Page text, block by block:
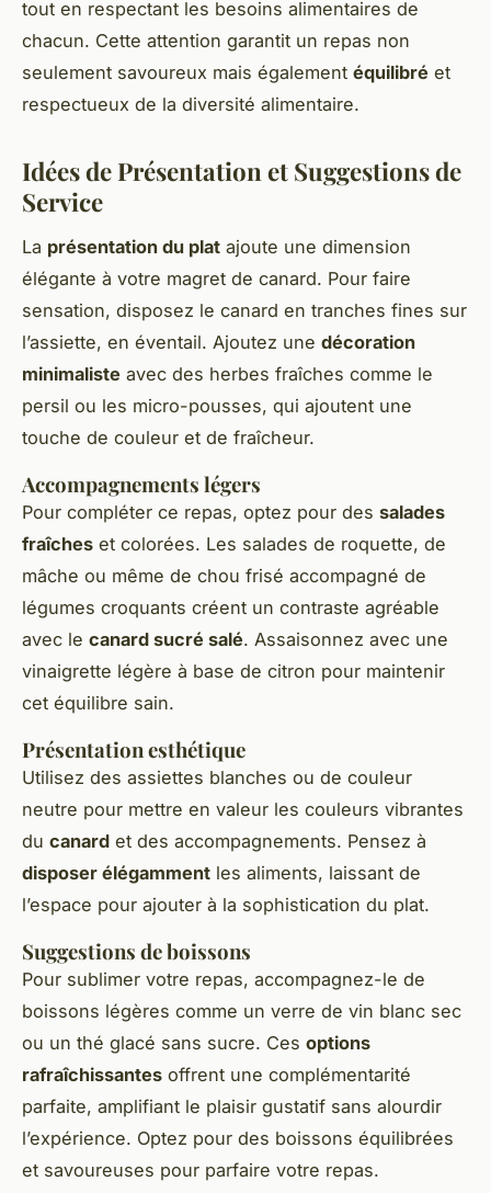
tout en respectant les besoins alimentaires de
chacun. Cette attention garantit un repas non
seulement savoureux mais également équilibré et
respectueux de la diversité alimentaire.
Idées de Présentation et Suggestions de
Service
La présentation du plat ajoute une dimension
élégante à votre magret de canard. Pour faire
sensation, disposez le canard en tranches fines sur
l’assiette, en éventail. Ajoutez une décoration
minimaliste avec des herbes fraîches comme le
persil ou les micro-pousses, qui ajoutent une
touche de couleur et de fraîcheur.
Accompagnements légers
Pour compléter ce repas, optez pour des salades
fraîches et colorées. Les salades de roquette, de
mâche ou même de chou frisé accompagné de
légumes croquants créent un contraste agréable
avec le canard sucré salé. Assaisonnez avec une
vinaigrette légère à base de citron pour maintenir
cet équilibre sain.
Présentation esthétique
Utilisez des assiettes blanches ou de couleur
neutre pour mettre en valeur les couleurs vibrantes
du canard et des accompagnements. Pensez à
disposer élégamment les aliments, laissant de
l’espace pour ajouter à la sophistication du plat.
Suggestions de boissons
Pour sublimer votre repas, accompagnez-le de
boissons légères comme un verre de vin blanc sec
ou un thé glacé sans sucre. Ces options
rafraîchissantes offrent une complémentarité
parfaite, amplifiant le plaisir gustatif sans alourdir
l’expérience. Optez pour des boissons équilibrées
et savoureuses pour parfaire votre repas.